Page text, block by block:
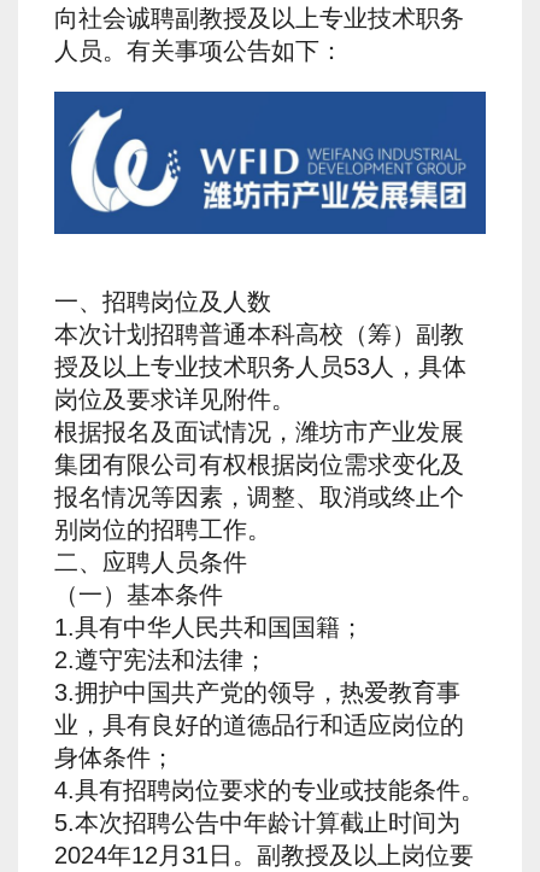
向社会诚聘副教授及以上专业技术职务
人员。有关事项公告如下：
一、招聘岗位及人数
本次计划招聘普通本科高校（筹）副教
授及以上专业技术职务人员53人，具体
岗位及要求详见附件。
根据报名及面试情况，潍坊市产业发展
集团有限公司有权根据岗位需求变化及
报名情况等因素，调整、取消或终止个
别岗位的招聘工作。
二、应聘人员条件
（一）基本条件
1.具有中华人民共和国国籍；
2.遵守宪法和法律；
3.拥护中国共产党的领导，热爱教育事
业，具有良好的道德品行和适应岗位的
身体条件；
4.具有招聘岗位要求的专业或技能条件。
5.本次招聘公告中年龄计算截止时间为
2024年12月31日。副教授及以上岗位要